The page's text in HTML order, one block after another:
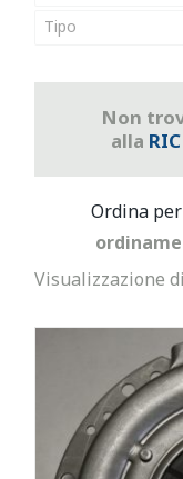
Tipo
Non
alla
Visualizzazione